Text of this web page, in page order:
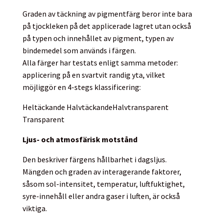
Graden av täckning av pigmentfärg beror inte bara
på tjockleken på det applicerade lagret utan också
på typen och innehållet av pigment, typen av
bindemedel som används i färgen.
Alla färger har testats enligt samma metoder:
applicering på en svartvit randig yta, vilket
möjliggör en 4-stegs klassificering:
Heltäckande HalvtäckandeHalvtransparent
Transparent
Ljus- och atmosfärisk motstånd
Den beskriver färgens hållbarhet i dagsljus.
Mängden och graden av interagerande faktorer,
såsom sol-intensitet, temperatur, luftfuktighet,
syre-innehåll eller andra gaser i luften, är också
viktiga.